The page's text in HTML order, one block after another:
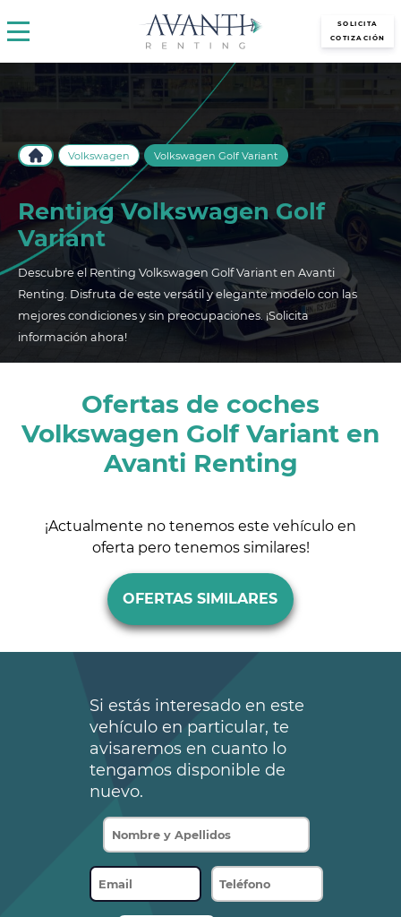
SOLICITA
COTIZACIÓN
Volkswagen Volkswagen Golf Variant
Renting Volkswagen Golf
Variant
Descubre el Renting Volkswagen Golf Variant en Avanti
Renting. Disfruta de este versátil y elegante modelo con las
mejores condiciones y sin preocupaciones. ¡Solicita
información ahora!
Ofertas de coches
Volkswagen Golf Variant en
Avanti Renting
¡Actualmente no tenemos este vehículo en
oferta pero tenemos similares!
OFERTAS SIMILARES
Si estás interesado en este
vehículo en particular, te
avisaremos en cuanto lo
tengamos disponible de
nuevo.